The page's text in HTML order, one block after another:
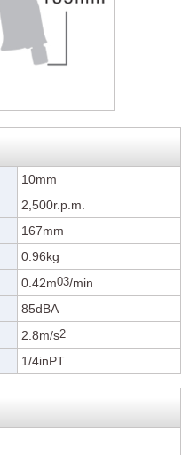
10mm
2,500r.p.m.
167mm
0.96kg
0.42m03/min
85dBA
2.8m/s2
1/4inPT